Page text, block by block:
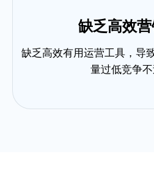
缺乏高效
缺乏高效有用运营工具，导
量过低竞争不